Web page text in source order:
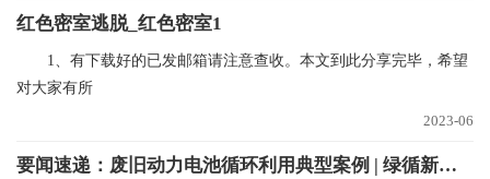
红色密室逃脱_红色密室1
1、有下载好的已发邮箱请注意查收。本文到此分享完毕，希望
对大家有所
2023-06
要闻速递：废旧动力电池循环利用典型案例 | 绿循新能源产业（广东）有限公司